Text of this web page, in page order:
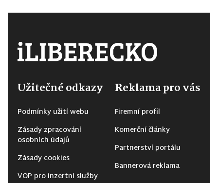
Užitečné odkazy
Podmínky užití webu
Zásady zpracování
osobních údajů
Zásady cookies
VOP pro inzertní služby
Reklama pro vás
Firemní profil
Komerční články
Partnerství portálu
Bannerová reklama